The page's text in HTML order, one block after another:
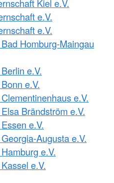
Kiel e.V.
e.V.
e.V.
Homburg-Maingau
e.V.
e.V.
e.V.
Brändström e.V.
e.V.
Augusta e.V.
e.V.
e.V.